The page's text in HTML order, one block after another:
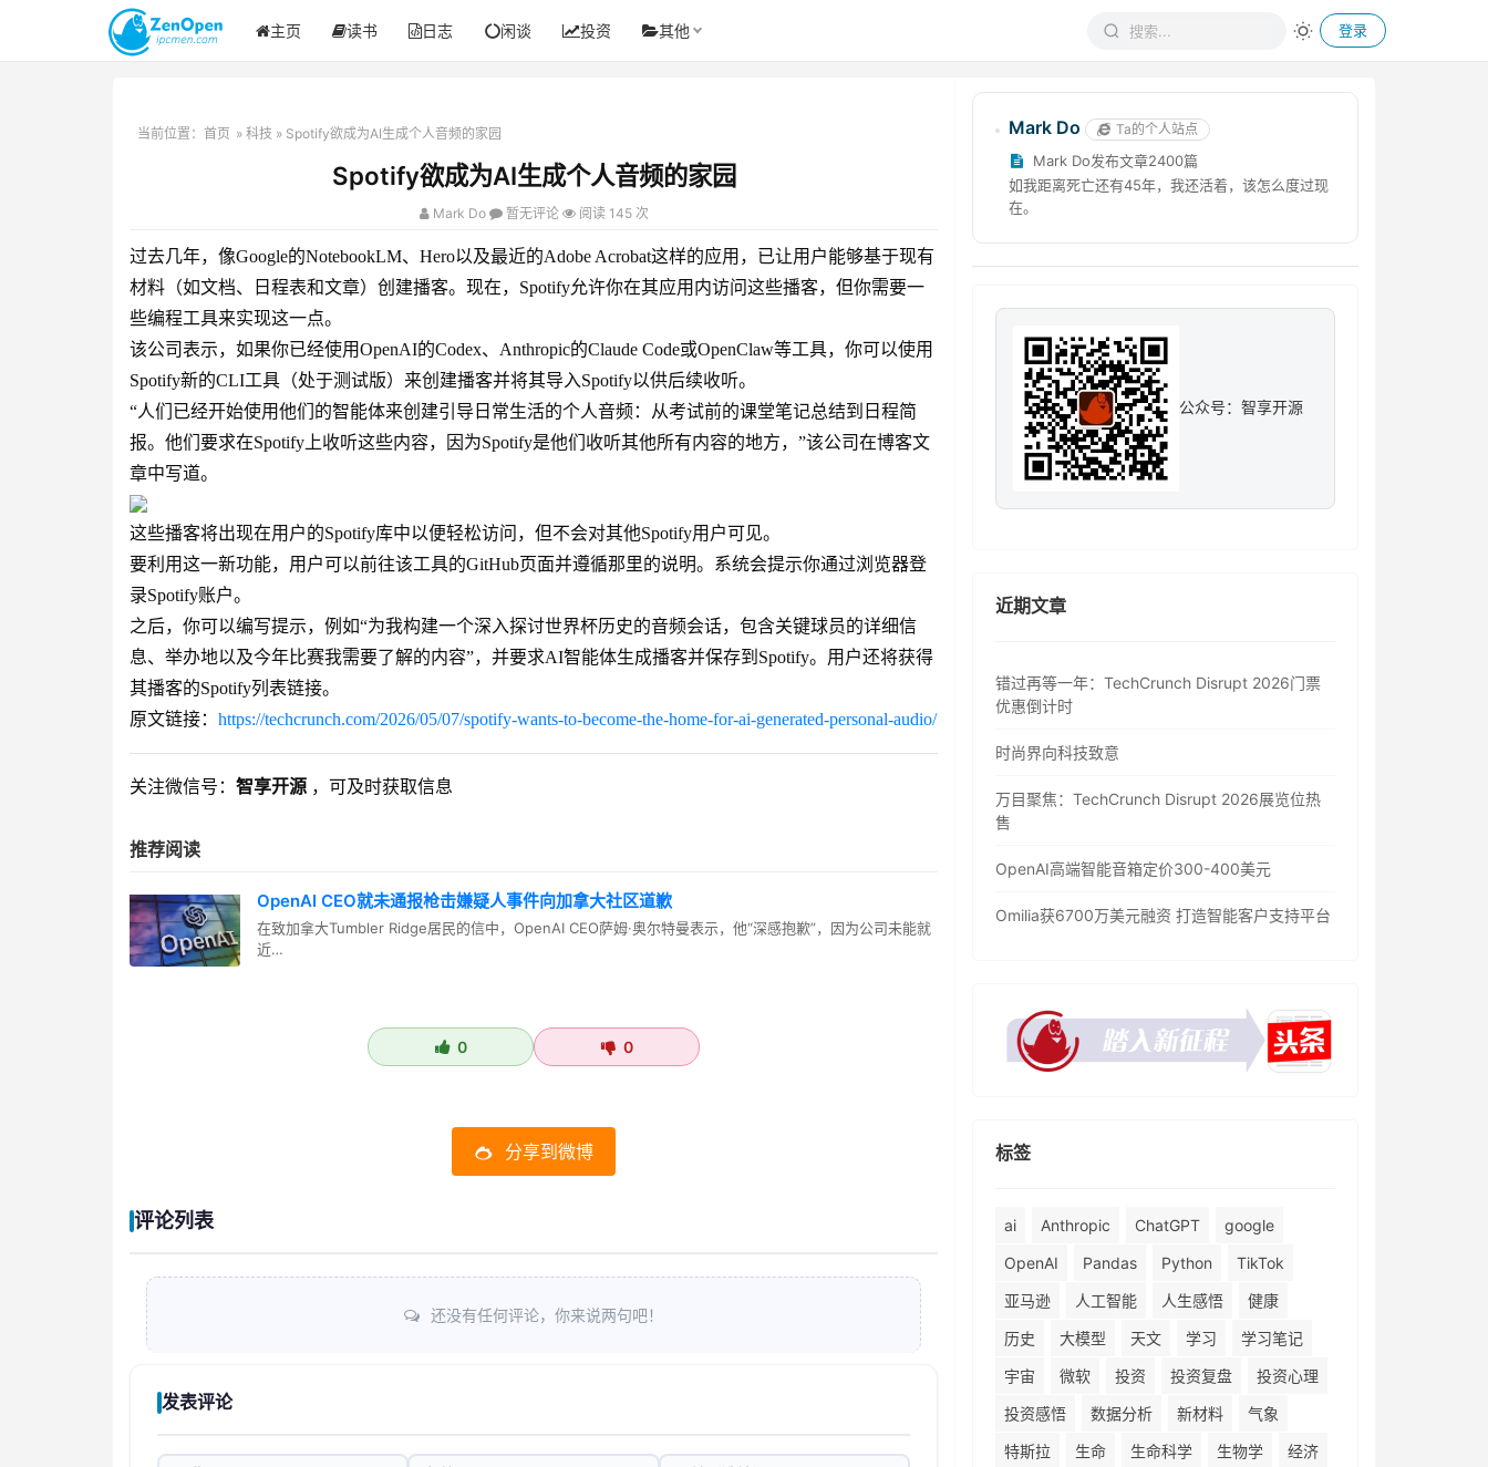
主页 读书 日志 闲谈 投资 其他 登录
当前位置： 首页 » 科技 » Spotify欲成为AI生成个人音频的家园
Spotify欲成为AI生成个人音频的家园
Mark Do 暂无评论 阅读 145 次
过去几年，像Google的NotebookLM、Hero以及最近的Adobe Acrobat这样的应用，已让用户能够基于现有
材料（如文档、日程表和文章）创建播客。现在，Spotify允许你在其应用内访问这些播客，但你需要一
些编程工具来实现这一点。
该公司表示，如果你已经使用OpenAI的Codex、Anthropic的Claude Code或OpenClaw等工具，你可以使用
Spotify新的CLI工具（处于测试版）来创建播客并将其导入Spotify以供后续收听。
“人们已经开始使用他们的智能体来创建引导日常生活的个人音频：从考试前的课堂笔记总结到日程简
报。他们要求在Spotify上收听这些内容，因为Spotify是他们收听其他所有内容的地方，”该公司在博客文
章中写道。
这些播客将出现在用户的Spotify库中以便轻松访问，但不会对其他Spotify用户可见。
要利用这一新功能，用户可以前往该工具的GitHub页面并遵循那里的说明。系统会提示你通过浏览器登
录Spotify账户。
之后，你可以编写提示，例如“为我构建一个深入探讨世界杯历史的音频会话，包含关键球员的详细信
息、举办地以及今年比赛我需要了解的内容”，并要求AI智能体生成播客并保存到Spotify。用户还将获得
其播客的Spotify列表链接。
原文链接： https://techcrunch.com/2026/05/07/spotify-wants-to-become-the-home-for-ai-generated-personal-audio/
关注微信号： 智享开源 ，可及时获取信息
推荐阅读
OpenAI CEO就未通报枪击嫌疑人事件向加拿大社区道歉
在致加拿大Tumbler Ridge居民的信中，OpenAI CEO萨姆·奥尔特曼表示，他“深感抱歉”，因为公司未能就
近…
0 0
分享到微博
评论列表
还没有任何评论，你来说两句吧！
发表评论
Mark Do Ta的个人站点
Mark Do发布文章2400篇
如我距离死亡还有45年，我还活着，该怎么度过现
在。
公众号：智享开源
近期文章
错过再等一年：TechCrunch Disrupt 2026门票
优惠倒计时
时尚界向科技致意
万目聚焦：TechCrunch Disrupt 2026展览位热
售
OpenAI高端智能音箱定价300-400美元
Omilia获6700万美元融资 打造智能客户支持平台
标签
ai Anthropic ChatGPT
google
OpenAI
Pandas Python
TikTok
亚马逊
人工智能 人生感悟
健康
历史
大模型 天文 学习
学习笔记
宇宙
微软 投资 投资复盘
投资心理
投资感悟
数据分析 新材料
气象
特斯拉
生命 生命科学 生物学
经济